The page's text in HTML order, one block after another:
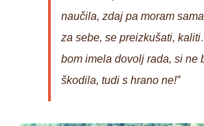
naučila, zdaj pa moram
za sebe, se preizkušati,
bom imela dovolj rada, si ne
škodila, tudi s hrano ne!”